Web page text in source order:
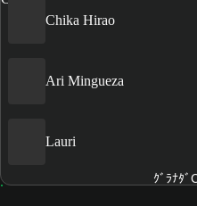
Chika Hirao
Ari Mingueza
Lauri
ｸﾞﾗﾅﾀﾞ